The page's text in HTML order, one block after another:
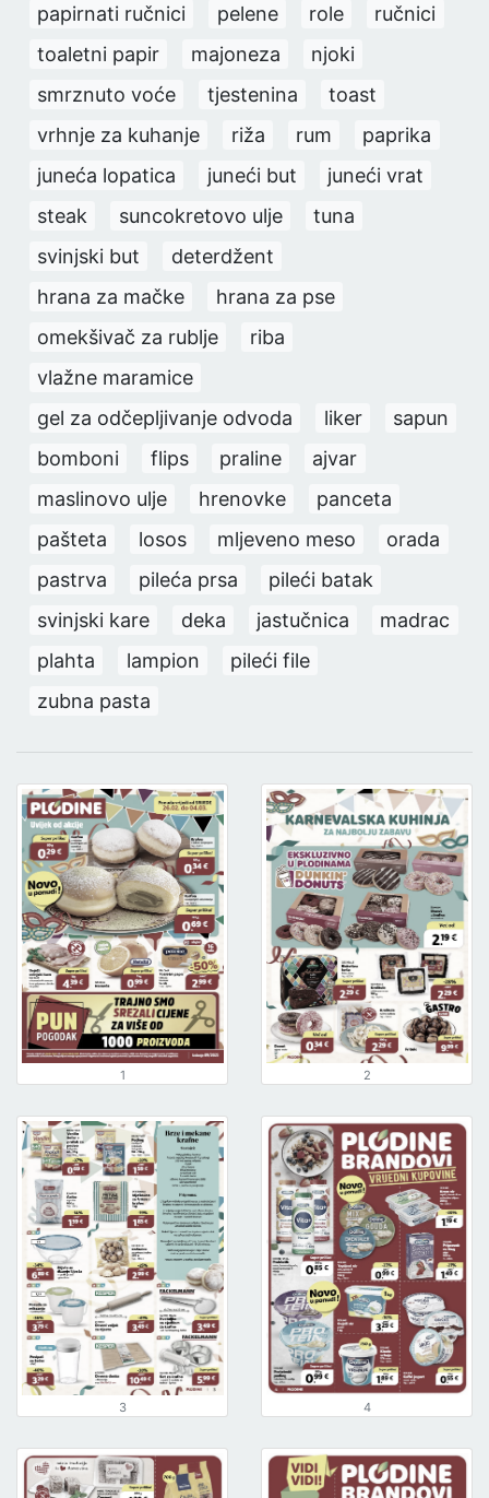
papirnati ručnici
pelene role
ručnici
toaletni papir
majoneza
njoki
smrznuto voće
tjestenina
toast
vrhnje za kuhanje
riža rum
paprika
juneća lopatica
juneći but
juneći vrat
steak
suncokretovo ulje
tuna
svinjski but
deterdžent
hrana za mačke
hrana za pse
omekšivač za rublje
riba
vlažne maramice
gel za odčepljivanje odvoda
liker
sapun
bomboni
flips praline
ajvar
maslinovo ulje
hrenovke
panceta
pašteta
losos mljeveno meso
orada
pastrva
pileća prsa
pileći batak
svinjski kare
deka jastučnica
madrac
plahta
lampion
pileći file
zubna pasta
1 2
3 4